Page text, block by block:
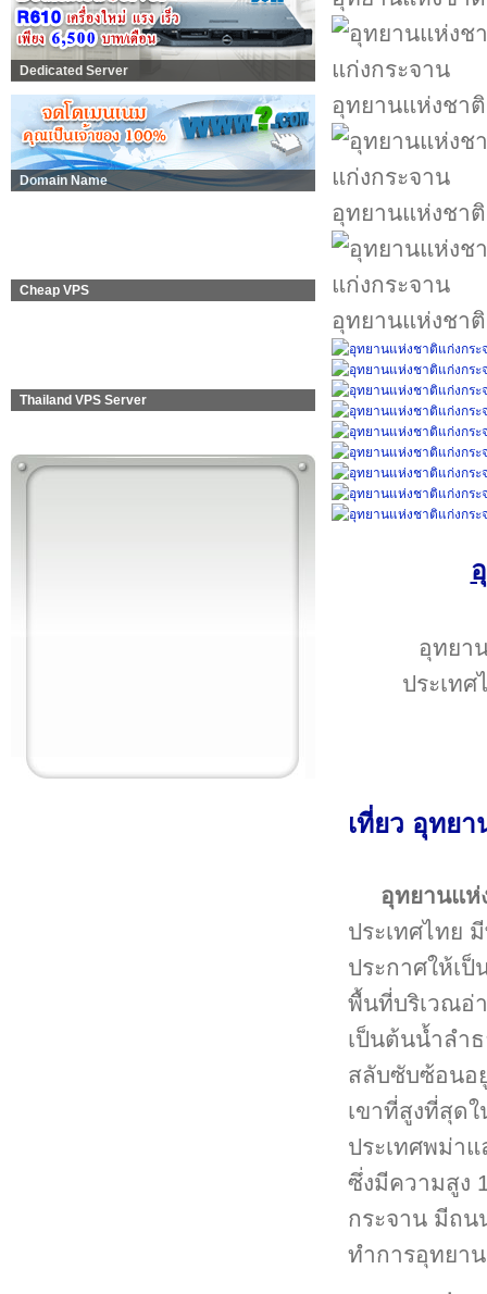
Dedicated Server
Domain Name
Cheap VPS
Thailand VPS Server
อุทยานแห่งชา
อุทยานแห่งชา
อุทยานแห่งชา
อุทยา
ประเท
เที่ยว อุทย
อุทยานแห่
ประเทศไทย
ประกาศให้เ
พื้นที่บริเวณอ่
เป็นต้นน้ำลำ
สลับซับซ้อนอ
เขาที่สูงที่สุด
ประเทศพม่า
ซึ่งมีความสูง
กระจาน มีถน
ทำการอุทยา